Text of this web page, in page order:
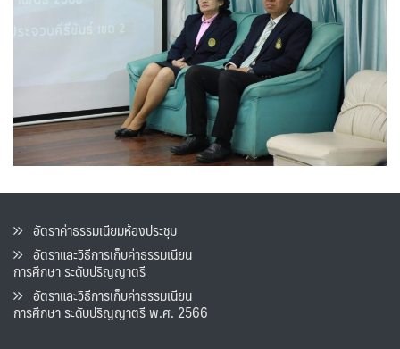
อัตราค่าธรรมเนียมห้องประชุม
อัตราและวิธีการเก็บค่าธรรมเนียน
การศึกษา ระดับปริญญาตรี
อัตราและวิธีการเก็บค่าธรรมเนียน
การศึกษา ระดับปริญญาตรี พ.ศ. 2566